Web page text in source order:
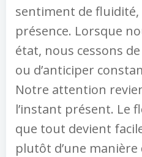
sentiment de fluidité,
présence. Lorsque
état, nous cessons
ou d’anticiper
Notre attention
l’instant présent. Le
que tout devient
plutôt d’une manière